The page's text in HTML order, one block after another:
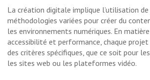
La création digitale implique l’utilisation
méthodologies variées pour créer du
les environnements numériques. En
accessibilité et performance, chaque
des critères spécifiques, que ce soit pour
les sites web ou les plateformes vidéo.